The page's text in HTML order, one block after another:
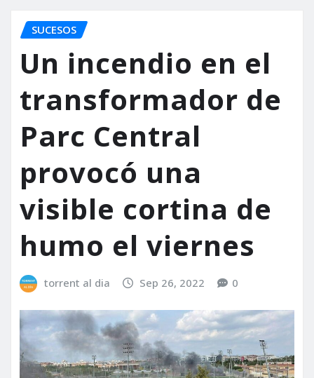
SUCESOS
Un incendio en el
transformador de
Parc Central
provocó una
visible cortina de
humo el viernes
torrent al dia Sep 26, 2022 0